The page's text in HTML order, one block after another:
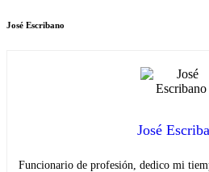
José Escribano
José
Funcionario de profesión, dedico mi